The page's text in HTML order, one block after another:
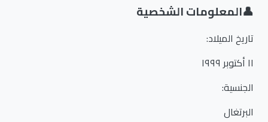
المعلومات الشخصية
تاريخ الميلاد:
الجنسية:
البرتغال